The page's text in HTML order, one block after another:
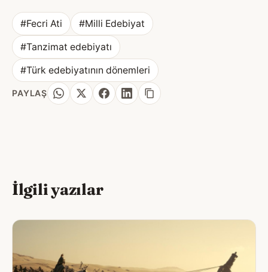
#Fecri Ati #Milli Edebiyat
#Tanzimat edebiyatı
#Türk edebiyatının dönemleri
PAYLAŞ
İlgili yazılar